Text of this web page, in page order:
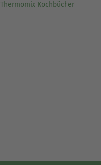
Thermomix Kochbücher